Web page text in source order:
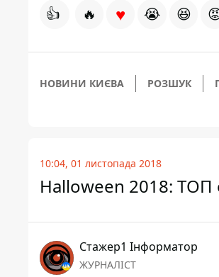
👍 🔥 ♥ 😭 😆
НОВИНИ КИЄВА РОЗШУК
10:04, 01 листопада 2018
Halloween 2018: ТОП
Стажер1 Інформатор
ЖУРНАЛІСТ